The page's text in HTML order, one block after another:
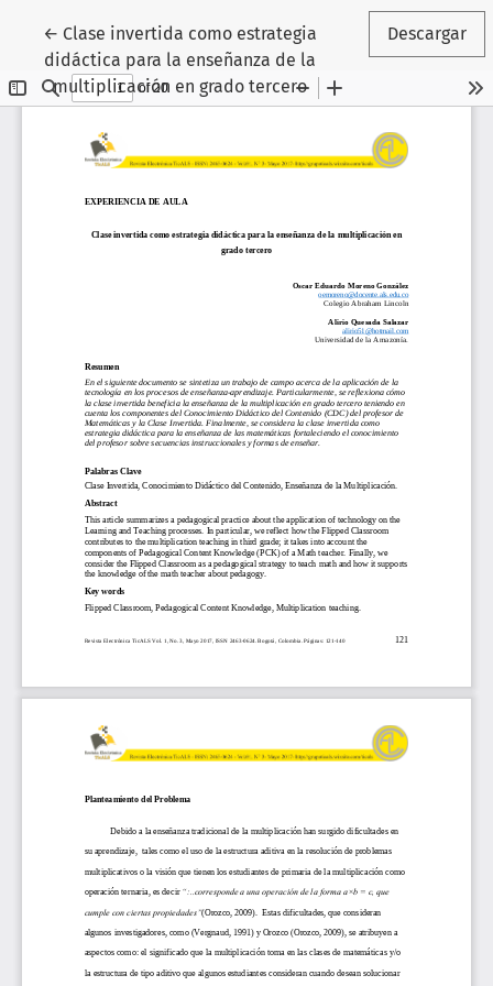
← Volver a los detalles del artículo
Clase invertida como estrategia
didáctica para la enseñanza de la
multiplicación en grado tercero
Descargar